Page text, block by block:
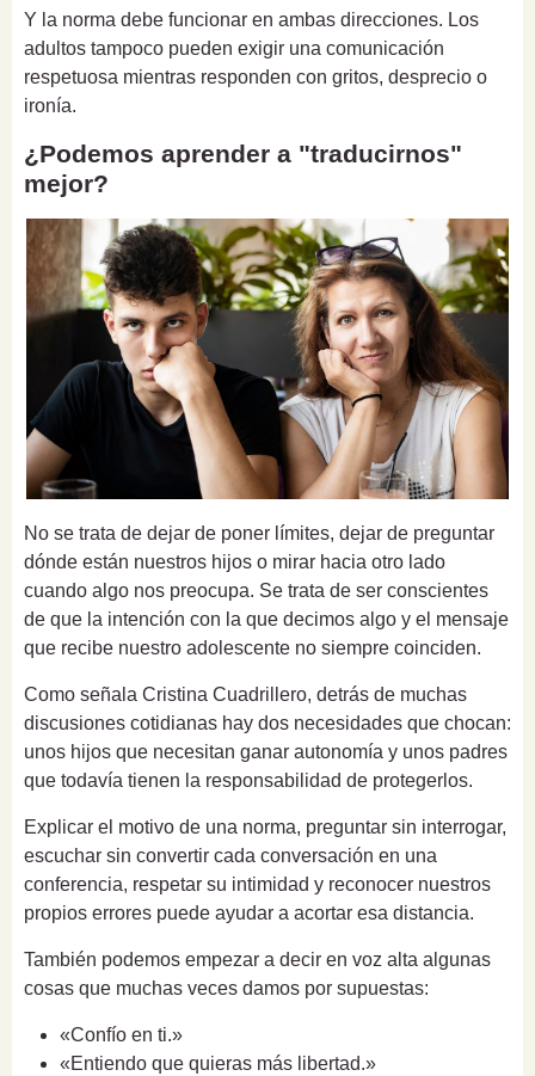
Y la norma debe funcionar en ambas direcciones. Los
adultos tampoco pueden exigir una comunicación
respetuosa mientras responden con gritos, desprecio o
ironía.
¿Podemos aprender a "traducirnos"
mejor?
No se trata de dejar de poner límites, dejar de preguntar
dónde están nuestros hijos o mirar hacia otro lado
cuando algo nos preocupa. Se trata de ser conscientes
de que la intención con la que decimos algo y el mensaje
que recibe nuestro adolescente no siempre coinciden.
Como señala Cristina Cuadrillero, detrás de muchas
discusiones cotidianas hay dos necesidades que chocan:
unos hijos que necesitan ganar autonomía y unos padres
que todavía tienen la responsabilidad de protegerlos.
Explicar el motivo de una norma, preguntar sin interrogar,
escuchar sin convertir cada conversación en una
conferencia, respetar su intimidad y reconocer nuestros
propios errores puede ayudar a acortar esa distancia.
También podemos empezar a decir en voz alta algunas
cosas que muchas veces damos por supuestas:
«Confío en ti.»
«Entiendo que quieras más libertad.»